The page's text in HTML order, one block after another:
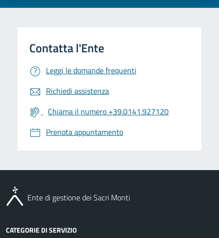
Leggi le domande frequenti
Richiedi assistenza
Chiama il numero +39.0141.927120
Prenota appuntamento
Ente di gestione dei Sacri Monti
CATEGORIE DI SERVIZIO